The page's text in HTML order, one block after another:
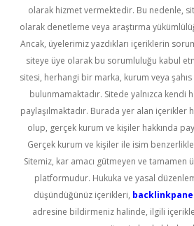
olarak hizmet vermektedir. Bu nedenle,
olarak denetleme veya araştırma
Ancak, üyelerimiz yazdıkları içeriklerin
siteye üye olarak bu sorumluluğu kabul
sitesi, herhangi bir marka, kurum veya
bulunmamaktadır. Sitede yalnızca kendi
paylaşılmaktadır. Burada yer alan içerikler
olup, gerçek kurum ve kişiler hakkında
Gerçek kurum ve kişiler ile isim
Sitemiz, kar amacı gütmeyen ve tamamen
platformudur. Hukuka ve yasal
düşündüğünüz içerikleri,
adresine bildirmeniz halinde, ilgili